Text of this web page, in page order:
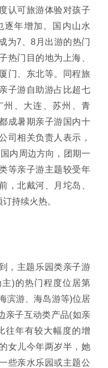
认可旅游体验对孩子
逐年增加。国内山水
为7、8月出游的热门
热门目的地为上海、
门、东北等。同程旅
子游自助游占比超七
州、大连、苏州、青
成暑期亲子游国内十
司相关负责人表示，
内周边方向，团期一
等亲子游主题较受年
，北戴河、月坨岛、
持续火热。
，主题乐园类亲子游
)的热门程度位居第
滨游、海岛游等)位居
亲子互动类产品(如亲
往年有较大幅度的增
女儿今年两岁半，她
些亲水乐园或主题公